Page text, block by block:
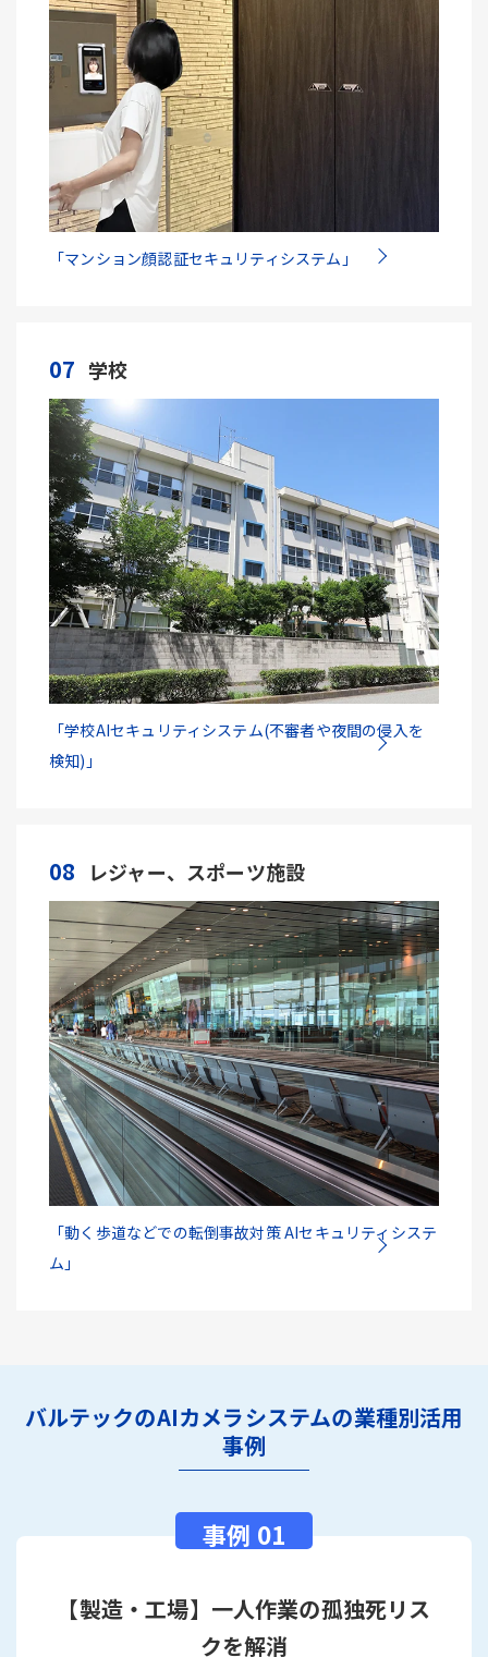
「マンション顔認証セキュリティシステム」
07 学校
「学校AIセキュリティシステム(不審者や夜間の侵入を
検知)」
08 レジャー、スポーツ施設
「動く歩道などでの転倒事故対策 AIセキュリティシステ
ム」
バルテックのAIカメラシステムの業種別活用
事例
【製造・工場】一人作業の孤独死リス
クを解消